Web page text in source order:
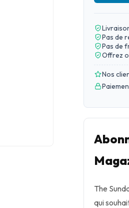
Pas de
Pas de
Offrez
Nos
The
qui